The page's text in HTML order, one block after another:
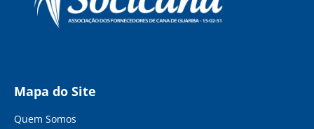
Mapa do Site
Quem Somos